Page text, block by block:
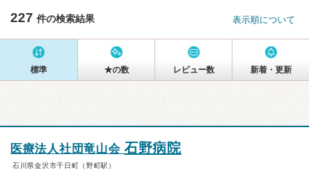
227 件の検索結果 表示順について
標準 ★の数 レビュー数 新着・更新
医療法人社団竜山会 石野病院
石川県金沢市千日町（野町駅）